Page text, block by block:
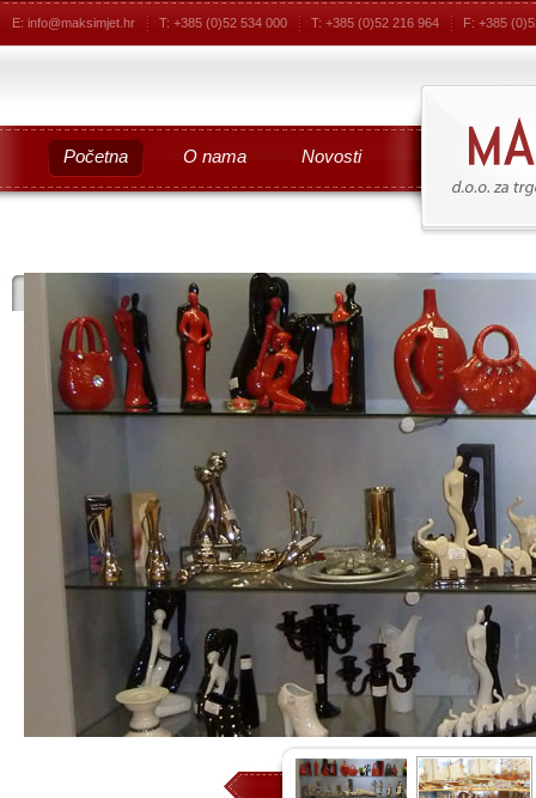
E: info@maksimjet.hr T: +385 (0)52 534 000 T: +385 (0)52 216 964 F: +385
Početna O nama Novosti